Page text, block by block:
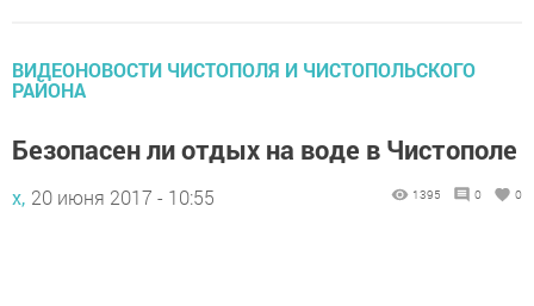
ВИДЕОНОВОСТИ ЧИСТОПОЛЯ И ЧИСТОПОЛЬСКОГО
РАЙОНА
Безопасен ли отдых на воде в Чистополе
х, 20 июня 2017 - 10:55 1395 0 0